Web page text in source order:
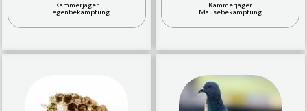
Kammerjäger
Fliegenbekämpfung
Kammerjäger
Mäusebekämpfung